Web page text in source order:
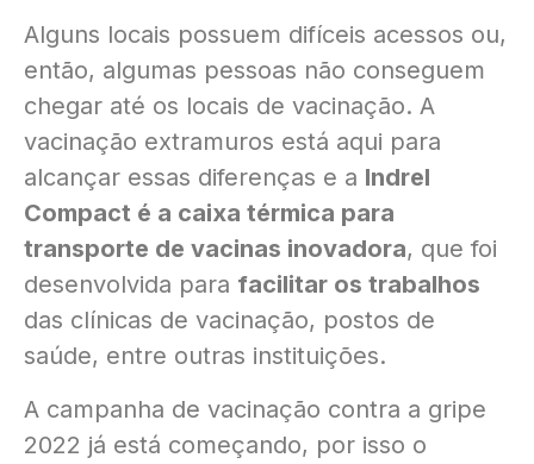
Alguns locais possuem difíceis acessos ou,
então, algumas pessoas não conseguem
chegar até os locais de vacinação. A
vacinação extramuros está aqui para
alcançar essas diferenças e a Indrel
Compact é a caixa térmica para
transporte de vacinas inovadora, que foi
desenvolvida para facilitar os trabalhos
das clínicas de vacinação, postos de
saúde, entre outras instituições.
A campanha de vacinação contra a gripe
2022 já está começando, por isso o